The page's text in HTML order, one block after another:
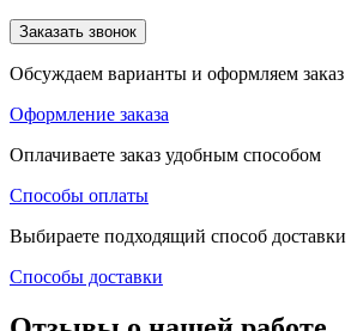
Заказать звонок
Обсуждаем варианты и оформляем заказ
Оформление заказа
Оплачиваете заказ удобным способом
Способы оплаты
Выбираете подходящий способ доставки
Способы доставки